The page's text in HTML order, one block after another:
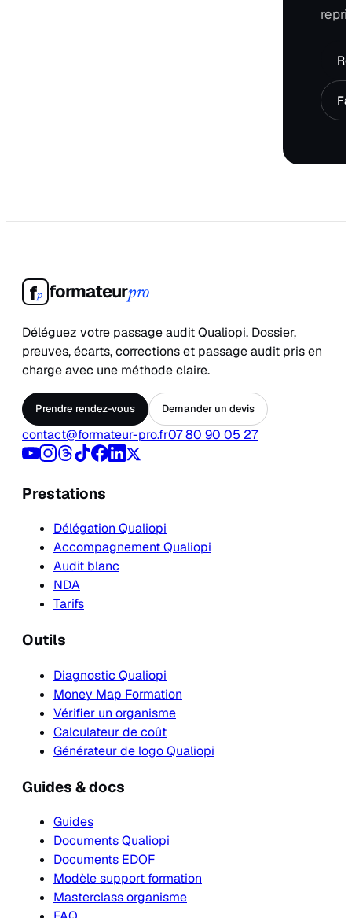
fp formateurpro
Déléguez votre passage audit Qualiopi. Dossier,
preuves, écarts, corrections et passage audit pris en
charge avec une méthode claire.
Prendre rendez-vous Demander un devis
contact@formateur-pro.fr07 80 90 05 27
Prestations
Délégation Qualiopi
Accompagnement Qualiopi
Audit blanc
NDA
Tarifs
Outils
Diagnostic Qualiopi
Money Map Formation
Vérifier un organisme
Calculateur de coût
Générateur de logo Qualiopi
Guides & docs
Guides
Documents Qualiopi
Documents EDOF
Modèle support formation
Masterclass organisme